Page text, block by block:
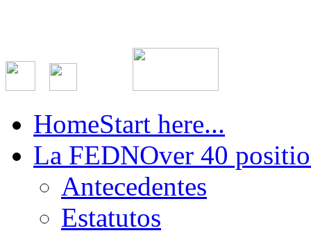
HomeStart here...
La FEDNOver 40
Antecedentes
Estatutos